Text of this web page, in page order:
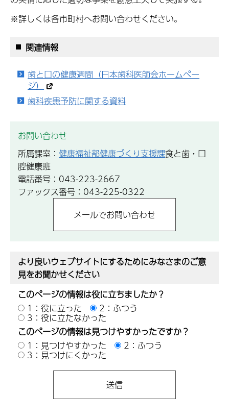
※詳しくは各市町村へお問い合わせください。
関連情報
歯と口の健康週間（日本歯科医師会ホームペー
ジ）
歯科疾患予防に関する資料
お問い合わせ
所属課室： 健康福祉部健康づくり支援課食と歯・口
腔健康班
電話番号：043-223-2667
ファックス番号：043-225-0322
より良いウェブサイトにするためにみなさまのご意
見をお聞かせください
このページの情報は役に立ちましたか？
1：役に立った
2：ふつう
3：役に立たなかった
このページの情報は見つけやすかったですか？
1：見つけやすかった
2：ふつう
3：見つけにくかった